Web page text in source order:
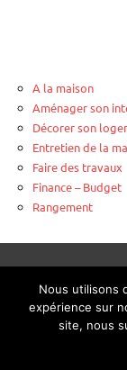
A la maison
Aménager son
Décorer son
Entretien de la
Faire des travaux
Finance – Budget
Rangement
Verrière sur
Nous utilisons
expérience sur
site, nous